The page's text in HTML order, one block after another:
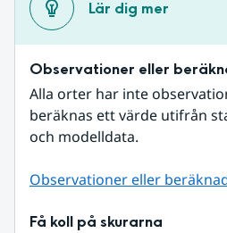
Lär dig mer
Observationer eller
Alla orter har inte
beräknas ett värde utifrån
och modelldata.
Observationer eller
Få koll på skurarna